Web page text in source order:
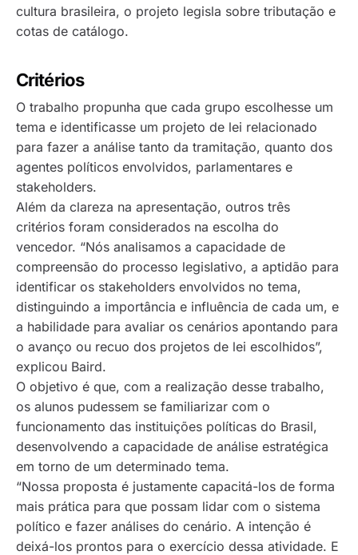
cultura brasileira, o projeto legisla sobre tributação e
cotas de catálogo.
Critérios
O trabalho propunha que cada grupo escolhesse um
tema e identificasse um projeto de lei relacionado
para fazer a análise tanto da tramitação, quanto dos
agentes políticos envolvidos, parlamentares e
stakeholders.
Além da clareza na apresentação, outros três
critérios foram considerados na escolha do
vencedor. “Nós analisamos a capacidade de
compreensão do processo legislativo, a aptidão para
identificar os stakeholders envolvidos no tema,
distinguindo a importância e influência de cada um, e
a habilidade para avaliar os cenários apontando para
o avanço ou recuo dos projetos de lei escolhidos”,
explicou Baird.
O objetivo é que, com a realização desse trabalho,
os alunos pudessem se familiarizar com o
funcionamento das instituições políticas do Brasil,
desenvolvendo a capacidade de análise estratégica
em torno de um determinado tema.
“Nossa proposta é justamente capacitá-los de forma
mais prática para que possam lidar com o sistema
político e fazer análises do cenário. A intenção é
deixá-los prontos para o exercício dessa atividade. E